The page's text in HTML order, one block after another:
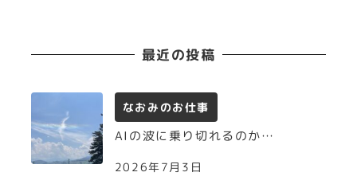
最近の投稿
なおみのお仕事
AIの波に乗り切れるのか…
2026年7月3日